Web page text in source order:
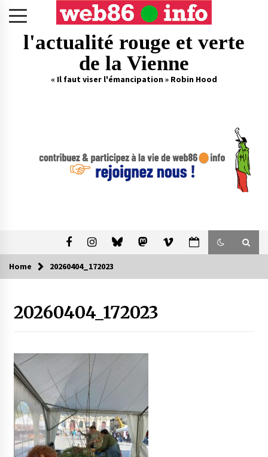
l'actualité rouge et verte
de la Vienne
« Il faut viser l'émancipation » Robin Hood
Home 20260404_172023
20260404_172023